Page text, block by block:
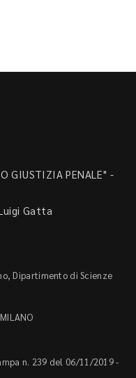
GIUSTIZIA PENALE" -
Gatta
Dipartimento di Scienze
n. 239 del 06/11/2019 -